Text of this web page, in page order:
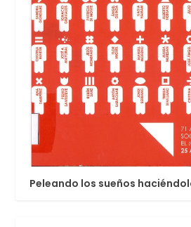
Peleando los sueños